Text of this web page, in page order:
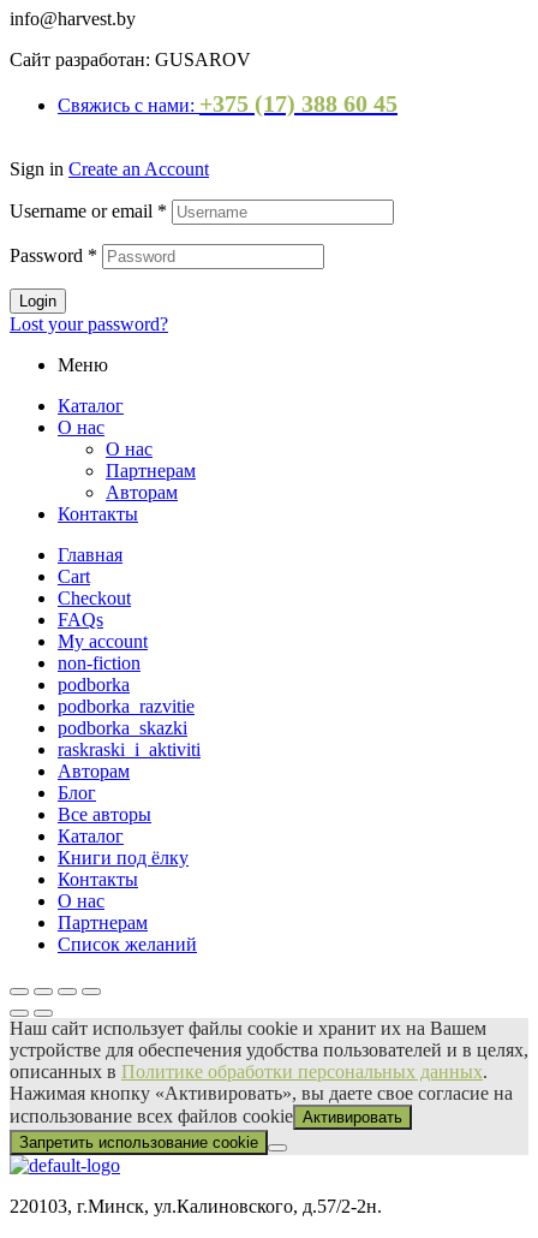
info@harvest.by
Сайт разработан: GUSAROV
Свяжись с нами: +375 (17) 388 60 45
Sign in Create an Account
Username or email *
Password *
Login
Lost your password?
Меню
Каталог
О нас
О нас
Партнерам
Авторам
Контакты
Главная
Cart
Checkout
FAQs
My account
non-fiction
podborka
podborka_razvitie
podborka_skazki
raskraski_i_aktiviti
Авторам
Блог
Все авторы
Каталог
Книги под ёлку
Контакты
О нас
Партнерам
Список желаний
Наш сайт использует файлы сооkіе и хранит их на Вашем
устройстве для обеспечения удобства пользователей и в целях,
описанных в Политике обработки персональных данных.
Нажимая кнопку «Активировать», вы даете свое согласие на
использование всех файлов сооkіе Активировать
Запретить использование cookie
220103, г.Минск, ул.Калиновского, д.57/2-2н.